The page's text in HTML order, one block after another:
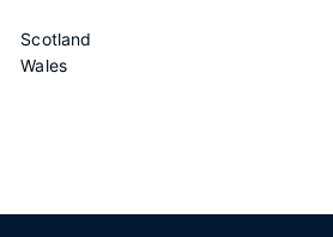
Scotland
Wales